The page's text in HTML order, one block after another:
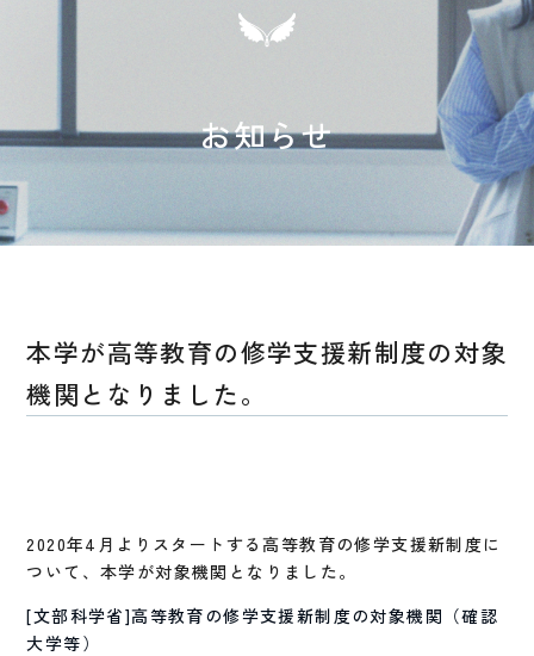
お知らせ
本学が高等教育の修学支援新制度の対象
機関となりました。
2020年4月よりスタートする高等教育の修学支援新制度に
ついて、本学が対象機関となりました。
[文部科学省]高等教育の修学支援新制度の対象機関（確認
大学等）